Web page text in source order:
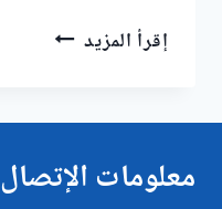
إقرأ المزيدشغالات
في
الشارقة
|0547557544
معلومات الإتصال